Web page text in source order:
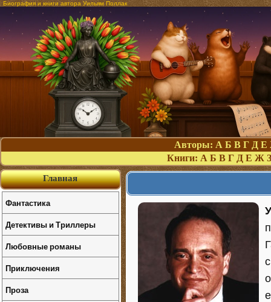
Биография и книги автора Уильям Поллак
Авторы: А Б В Г Д Е
Книги: А Б В Г Д Е Ж З
Главная
Фантастика
Детективы и Триллеры
Любовные романы
Приключения
Проза